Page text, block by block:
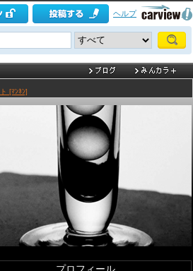
ヘルプ
[ﾏﾝﾈﾝ]